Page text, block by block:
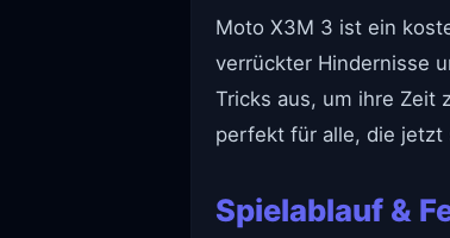
Moto X3M 3 ist ein
verrückter Hindernisse
Tricks aus, um ihre Zeit
perfekt für alle, die jetzt
Spielablauf &